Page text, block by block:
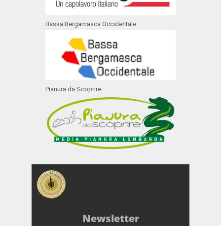
Bassa Bergamasca Occidentale
Pianura da Scoprire
Newsletter